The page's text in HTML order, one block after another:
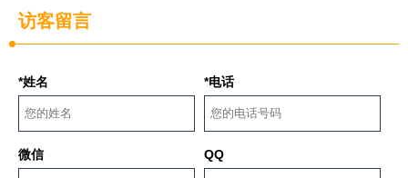
访客留言
*姓名 *电话
微信 QQ